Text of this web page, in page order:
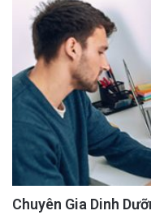
Chuyên Gia Dinh